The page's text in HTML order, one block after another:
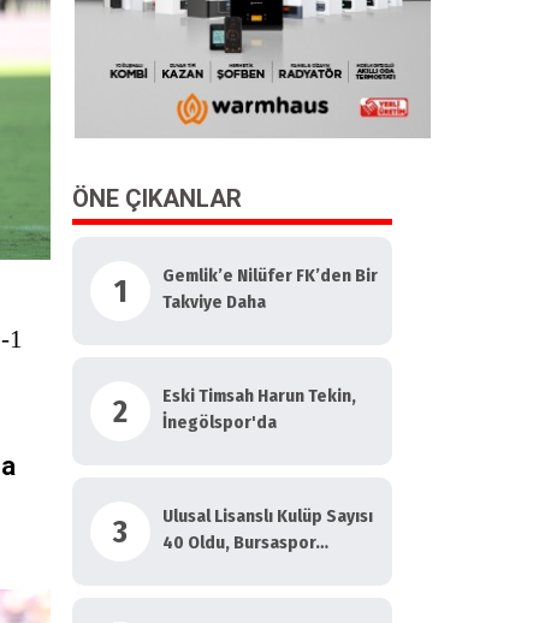
1
ÖNE ÇIKANLAR
1
Gemlik’e Nilüfer FK’den Bir
Takviye Daha
2
Eski Timsah Harun Tekin,
İnegölspor'da
3
Ulusal Lisanslı Kulüp Sayısı
40 Oldu, Bursaspor…